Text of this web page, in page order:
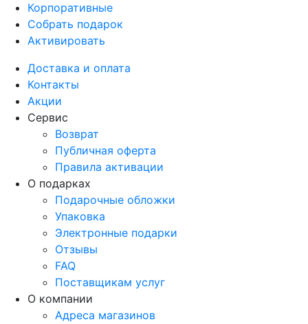
Корпоративные
Собрать подарок
Активировать
Доставка и оплата
Контакты
Акции
Сервис
Возврат
Публичная оферта
Правила активации
О подарках
Подарочные обложки
Упаковка
Электронные подарки
Отзывы
FAQ
Поставщикам услуг
О компании
Адреса магазинов